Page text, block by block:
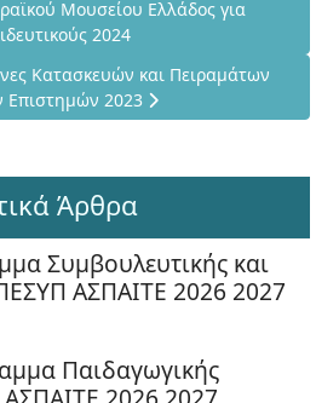
Σεμινάριο του Εβραϊκού Μουσείου
Μουσείου Ελλάδος για
2024
Αγώνες Κατασκευών
Κατασκευών και Πειραμάτων
Επιστημών 2023
Άρθρα
Συμβουλευτικής και
ΑΣΠΑΙΤΕ 2026 2027
Παιδαγωγικής